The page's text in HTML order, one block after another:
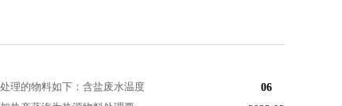
理的物料如下：含盐废水温度
06